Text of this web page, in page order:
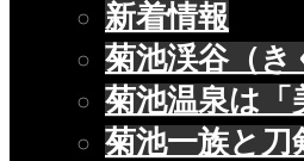
新着情報
菊池渓谷（き
菊池温泉は「
菊池一族と刀